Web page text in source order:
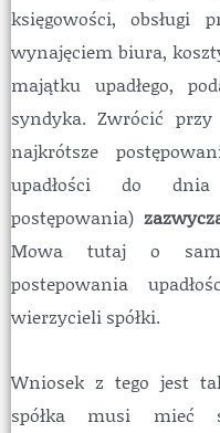
księgowości, obsługi
wynajęciem biura,
majątku upadłego,
syndyka. Zwrócić
najkrótsze
upadłości do dnia
postępowania)
Mowa tutaj o
postepowania
wierzycieli spółki.
Wniosek z tego jest
spółka musi